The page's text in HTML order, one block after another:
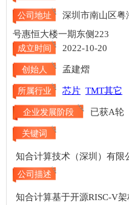
公司地址
深圳市南山区粤
号惠恒大楼一期东侧223
成立时间 2022-10-20
创始人 孟建熠
所属行业 芯片 TMT其它
企业发展阶段 已获A轮
关键词
知合计算技术（深圳）有限
公司描述
知合计算基于开源RISC-V